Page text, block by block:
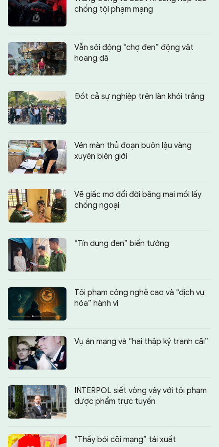
chống tội phạm mạng
Vẫn sôi động “chợ đen” động vật
hoang dã
Đốt cả sự nghiệp trên làn khói trắng
Vén màn thủ đoạn buôn lậu vàng
xuyên biên giới
Vẽ giấc mơ đổi đời bằng mai mối lấy
chồng ngoại
“Tín dụng đen” biến tướng
Tội phạm công nghệ cao và “dịch vụ
hóa” hành vi
Vụ án mạng và “hai thập kỷ tranh cãi”
INTERPOL siết vòng vây với tội phạm
dược phẩm trực tuyến
“Thầy bói cõi mạng” tái xuất